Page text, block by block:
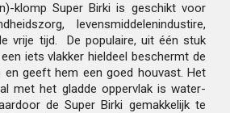
klomp Super Birki is geschikt voor
levensmiddelenindustire,
vrije tijd. De populaire, uit één stuk
iets vlakker hieldeel beschermt de
en geeft hem een goed houvast. Het
met het gladde oppervlak is water-
de Super Birki gemakkelijk te